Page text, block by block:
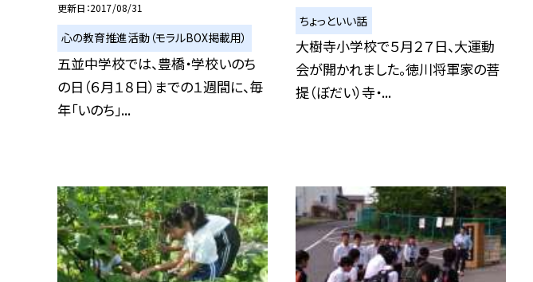
更新日 2017/08/31
心の教育推進活動（モラルBOX掲載用）
五並中学校では、豊橋・学校いのち
の日（６月１８日）までの１週間に、毎
年「いのち」...
ちょっといい話
大樹寺小学校で５月２７日、大運動
会が開かれました。徳川将軍家の菩
提（ぼだい）寺・...